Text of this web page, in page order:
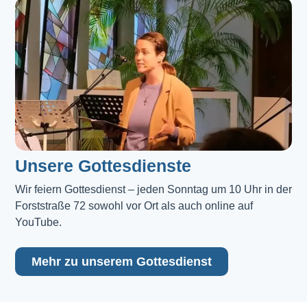
Unsere Gottesdienste
Wir feiern Gottesdienst – jeden Sonntag um 10 Uhr in der
Forststraße 72 sowohl vor Ort als auch online auf
YouTube.
Mehr zu unserem Gottesdienst